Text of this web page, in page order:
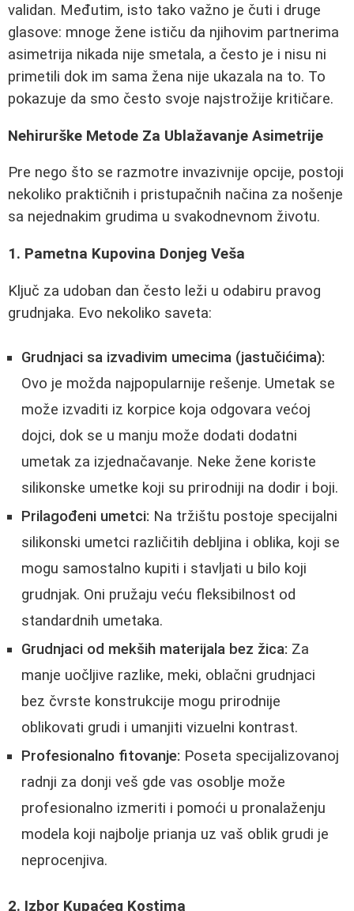
validan. Međutim, isto tako važno je čuti i druge
glasove: mnoge žene ističu da njihovim partnerima
asimetrija nikada nije smetala, a često je i nisu ni
primetili dok im sama žena nije ukazala na to. To
pokazuje da smo često svoje najstrožije kritičare.
Nehirurške Metode Za Ublažavanje Asimetrije
Pre nego što se razmotre invazivnije opcije, postoji
nekoliko praktičnih i pristupačnih načina za nošenje
sa nejednakim grudima u svakodnevnom životu.
1. Pametna Kupovina Donjeg Veša
Ključ za udoban dan često leži u odabiru pravog
grudnjaka. Evo nekoliko saveta:
Grudnjaci sa izvadivim umecima (jastučićima):
Ovo je možda najpopularnije rešenje. Umetak se
može izvaditi iz korpice koja odgovara većoj
dojci, dok se u manju može dodati dodatni
umetak za izjednačavanje. Neke žene koriste
silikonske umetke koji su prirodniji na dodir i boji.
Prilagođeni umetci: Na tržištu postoje specijalni
silikonski umetci različitih debljina i oblika, koji se
mogu samostalno kupiti i stavljati u bilo koji
grudnjak. Oni pružaju veću fleksibilnost od
standardnih umetaka.
Grudnjaci od mekših materijala bez žica: Za
manje uočljive razlike, meki, oblačni grudnjaci
bez čvrste konstrukcije mogu prirodnije
oblikovati grudi i umanjiti vizuelni kontrast.
Profesionalno fitovanje: Poseta specijalizovanoj
radnji za donji veš gde vas osoblje može
profesionalno izmeriti i pomoći u pronalaženju
modela koji najbolje prianja uz vaš oblik grudi je
neprocenjiva.
2. Izbor Kupaćeg Kostima